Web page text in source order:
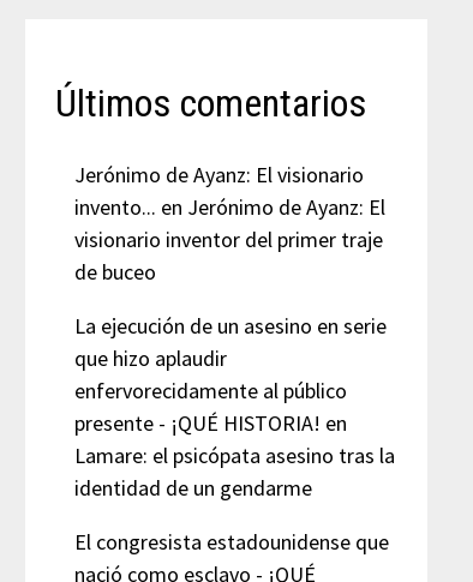
Últimos comentarios
Jerónimo de Ayanz: El visionario
invento... en Jerónimo de Ayanz: El
visionario inventor del primer traje
de buceo
La ejecución de un asesino en serie
que hizo aplaudir
enfervorecidamente al público
presente - ¡QUÉ HISTORIA! en
Lamare: el psicópata asesino tras la
identidad de un gendarme
El congresista estadounidense que
nació como esclavo - ¡QUÉ